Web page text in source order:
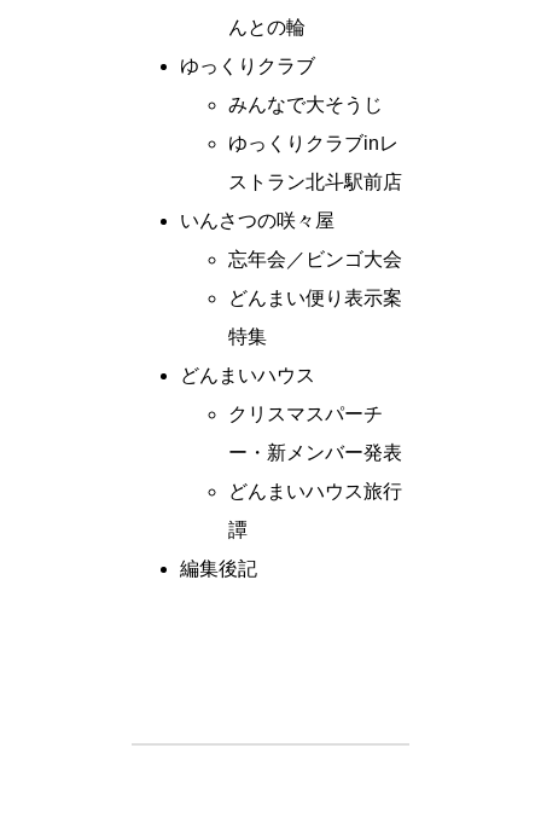
んとの輪
ゆっくりクラブ
みんなで大そうじ
ゆっくりクラブinレ
ストラン北斗駅前店
いんさつの咲々屋
忘年会／ビンゴ大会
どんまい便り表示案
特集
どんまいハウス
クリスマスパーチ
ー・新メンバー発表
どんまいハウス旅行
譚
編集後記